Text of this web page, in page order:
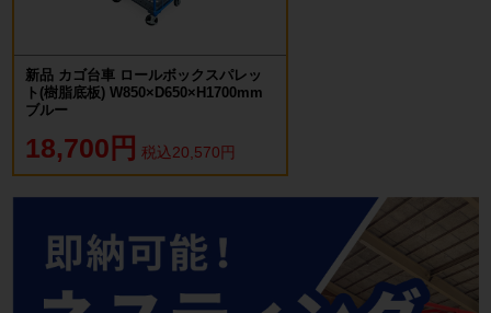
新品 カゴ台車 ロールボックスパレッ
ト(樹脂底板) W850×D650×H1700mm
ブルー
18,700円 税込20,570円